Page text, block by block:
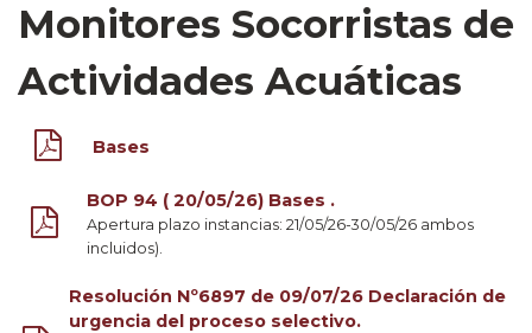
Monitores Socorristas de
Actividades Acuáticas
Bases
BOP 94 ( 20/05/26) Bases .
Apertura plazo instancias: 21/05/26-30/05/26 ambos
incluidos).
Resolución Nº6897 de 09/07/26 Declaración de
urgencia del proceso selectivo.